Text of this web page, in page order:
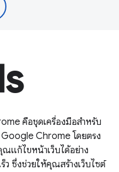
คือชุดเครื่องมือสําหรับ
Chrome โดยตรง
แก้ไขหน้าเว็บได้อย่าง
ว ซึ่งช่วยให้คุณสร้างเว็บไซต์